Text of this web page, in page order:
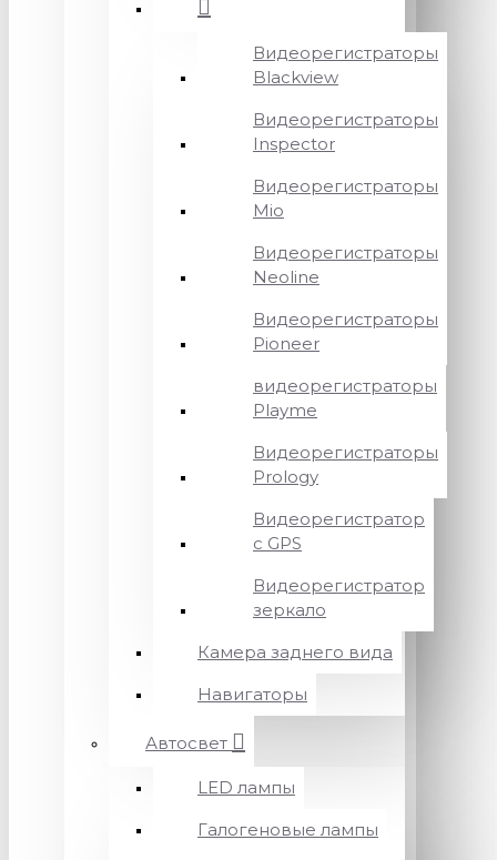
Видеорегистраторы
Blackview
Видеорегистраторы
Inspector
Видеорегистраторы
Mio
Видеорегистраторы
Neoline
Видеорегистраторы
Pioneer
видеорегистраторы
Playme
Видеорегистраторы
Prology
Видеорегистратор
с GPS
Видеорегистратор
зеркало
Камера заднего вида
Навигаторы
Автосвет
LED лампы
Галогеновые лампы